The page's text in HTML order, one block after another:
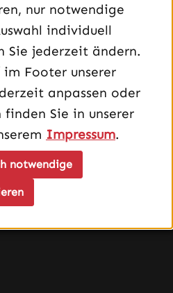
unter:
– öffnet in neuem Tab
Videos an – öffnet in neuem
auf YouTube an – öffnet
nur notwendige
individuell
Sie jederzeit ändern.
im Footer unserer
anpassen oder
Sie in unserer
Impressum.
notwendige